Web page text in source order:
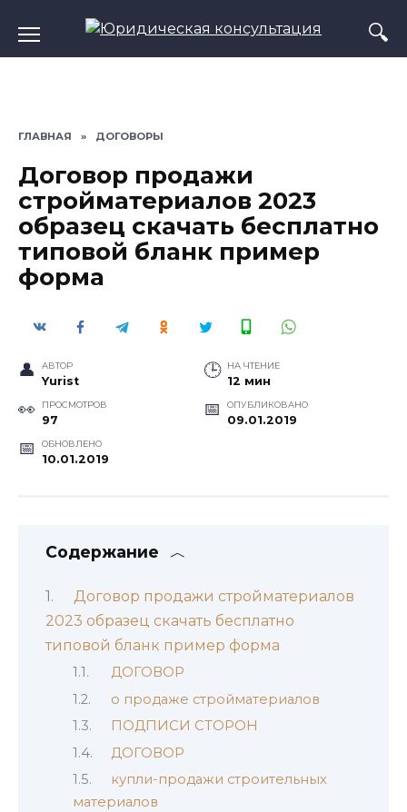
содержанию
ГЛАВНАЯ » ДОГОВОРЫ
Договор продажи
стройматериалов 2023
образец скачать бесплатно
типовой бланк пример
форма
АВТОР
Yurist
НА ЧТЕНИЕ
12 мин
ПРОСМОТРОВ
97
ОПУБЛИКОВАНО
09.01.2019
ОБНОВЛЕНО
10.01.2019
Содержание
Договор продажи стройматериалов
2023 образец скачать бесплатно
типовой бланк пример форма
ДОГОВОР
о продаже стройматериалов
ПОДПИСИ СТОРОН
ДОГОВОР
купли-продажи строительных
материалов